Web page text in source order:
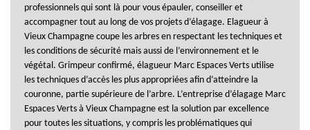
professionnels qui sont là pour vous épauler, conseiller et
accompagner tout au long de vos projets d’élagage. Elagueur à
Vieux Champagne coupe les arbres en respectant les techniques et
les conditions de sécurité mais aussi de l’environnement et le
végétal. Grimpeur confirmé, élagueur Marc Espaces Verts utilise
les techniques d’accès les plus appropriées afin d’atteindre la
couronne, partie supérieure de l’arbre. L’entreprise d’élagage Marc
Espaces Verts à Vieux Champagne est la solution par excellence
pour toutes les situations, y compris les problématiques qui